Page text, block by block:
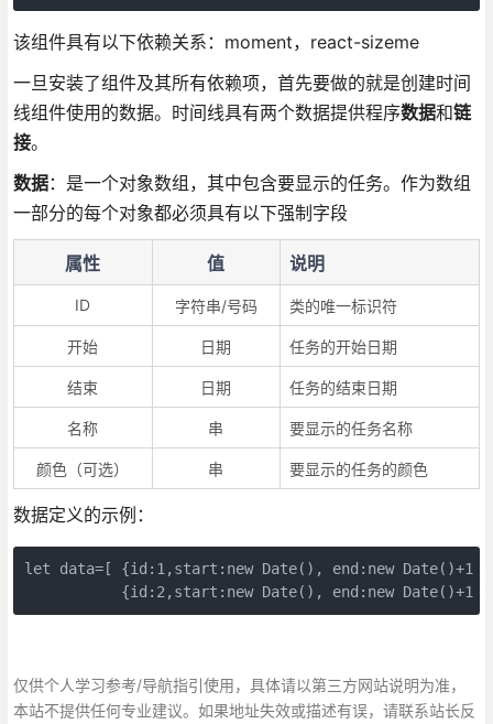
该组件具有以下依赖关系：moment，react-sizeme
一旦安装了组件及其所有依赖项，首先要做的就是创建时间
线组件使用的数据。时间线具有两个数据提供程序数据和链
接。
数据：是一个对象数组，其中包含要显示的任务。作为数组
一部分的每个对象都必须具有以下强制字段
属性 值 说明
ID 字符串/号码 类的唯一标识符
开始 日期 任务的开始日期
结束 日期 任务的结束日期
名称 串 要显示的任务名称
颜色（可选） 串 要显示的任务的颜色
数据定义的示例：
let data=[ {id:1,start:new Date(), end:new Date()+1
{id:2,start:new Date(), end:new Date()+1
仅供个人学习参考/导航指引使用，具体请以第三方网站说明为准，
本站不提供任何专业建议。如果地址失效或描述有误，请联系站长反